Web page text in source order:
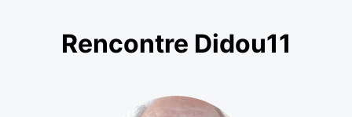
Rencontre Didou11